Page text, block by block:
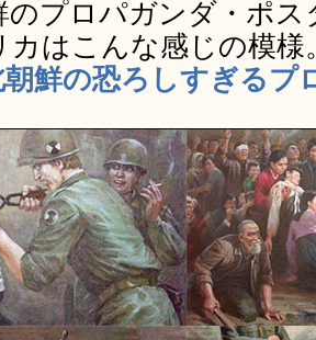
のプロパガンダ・ポ
カはこんな感じの模様
朝鮮の恐ろしすぎるプ